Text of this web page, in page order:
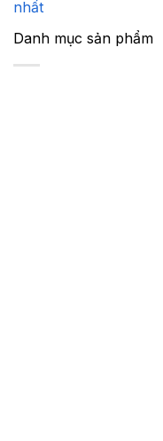
nhất
Danh mục sản phẩm